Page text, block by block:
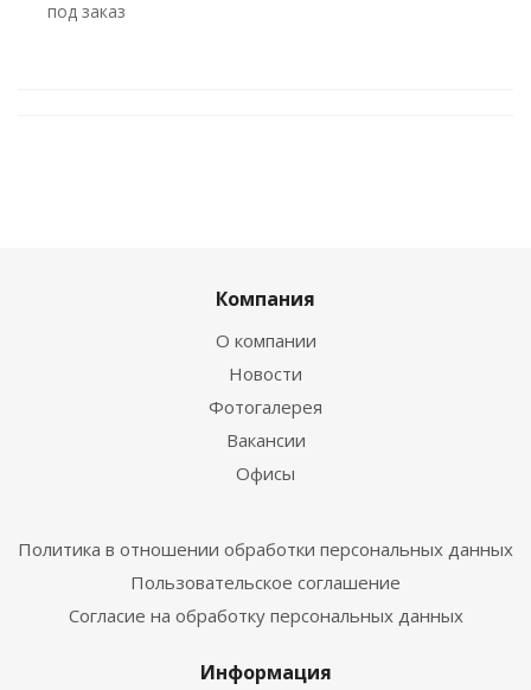
Под заказ
Компания
О компании
Новости
Фотогалерея
Вакансии
Офисы
Политика в отношении обработки персональных данных
Пользовательское соглашение
Согласие на обработку персональных данных
Информация